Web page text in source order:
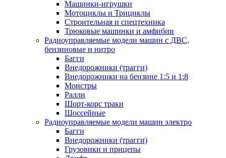
Машинки-игрушки
Мотоциклы и Трициклы
Строительная и спецтехника
Трюковые машинки и амфибии
Радиоуправляемые модели машин с ДВС,
бензиновые и нитро
Багги
Внедорожники (трагги)
Внедорожники на бензине 1:5 и 1:8
Монстры
Ралли
Шорт-корс траки
Шоссейные
Радиоуправляемые модели машин электро
Багги
Внедорожники (трагги)
Грузовики и прицепы